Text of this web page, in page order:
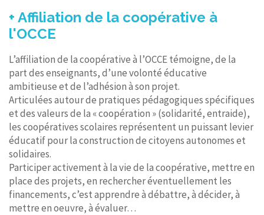
+ Affiliation de la coopérative à
l'OCCE
L’affiliation de la coopérative à l’OCCE témoigne, de la
part des enseignants, d’une volonté éducative
ambitieuse et de l’adhésion à son projet.
Articulées autour de pratiques pédagogiques spécifiques
et des valeurs de la « coopération » (solidarité, entraide),
les coopératives scolaires représentent un puissant levier
éducatif pour la construction de citoyens autonomes et
solidaires.
Participer activement à la vie de la coopérative, mettre en
place des projets, en rechercher éventuellement les
financements, c’est apprendre à débattre, à décider, à
mettre en oeuvre, à évaluer…